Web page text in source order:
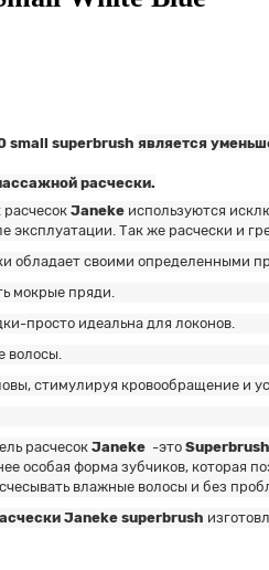
small superbrush является
расчески.
Janeke используются
экcплуатации. Так же расчески и
обладает своими определенными
мокрые пряди.
просто идеальна для локонов.
волосы.
стимулируя кровообращение и
расчесок Janeke -это Superbrush
особая форма зубчиков, которая
влажные волосы и без
Janeke superbrush